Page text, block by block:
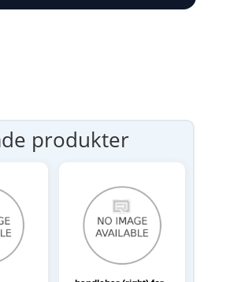
produkter